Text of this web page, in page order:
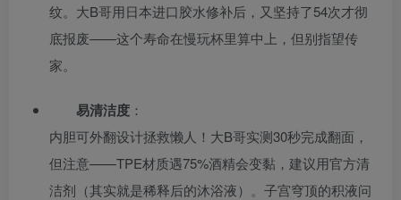
纹。大B哥用日本进口胶水修补后，又坚持了54次才彻
底报废——这个寿命在慢玩杯里算中上，但别指望传
家。
易清洁度 ：
内胆可外翻设计拯救懒人！大B哥实测30秒完成翻面，
但注意——TPE材质遇75%酒精会变黏，建议用官方清
洁剂（其实就是稀释后的沐浴液）。子宫穹顶的积液问